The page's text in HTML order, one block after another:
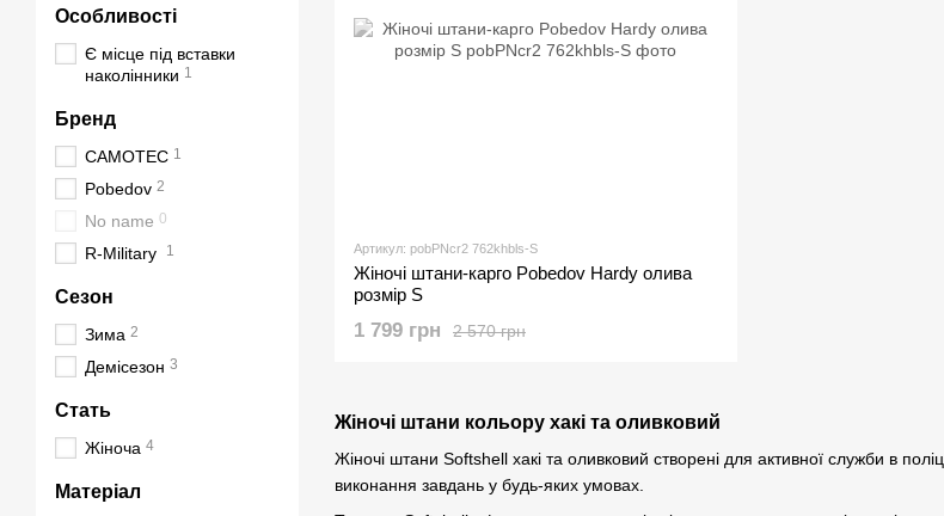
Жіночі штани кольору хакі та оливковий
Жіночі штани Softshell хакі та оливковий створені для активної служби в
виконання завдань у будь-яких умовах.
Артикул: pobPNcr2 762khbls-S
Жіночі штани-карго Pobedov Hardy олива
розмір S
2 570 грн
1 799 грн
Особливості
Є місце під вставки
наколінники 1
Бренд
CAMOTEC 1
Pobedov 2
No name 0
R-Military 1
Сезон
Зима 2
Демісезон 3
Стать
Жіноча 4
Матеріал